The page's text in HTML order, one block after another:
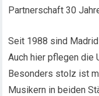
Partnerschaft 30
Seit 1988 sind
Auch hier pflegen die
Besonders stolz ist
Musikern in beiden